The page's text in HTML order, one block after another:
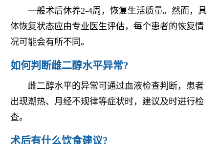
一般术后休养2-4周，恢复生活质量。然而，具
体恢复状态应由专业医生评估，每个患者的恢复情
况可能会有所不同。
如何判断雌二醇水平异常?
雌二醇水平的异常可通过血液检查判断，患者
出现潮热、月经不规律等症状时，建议及时进行检
查。
术后有什么饮食建议?